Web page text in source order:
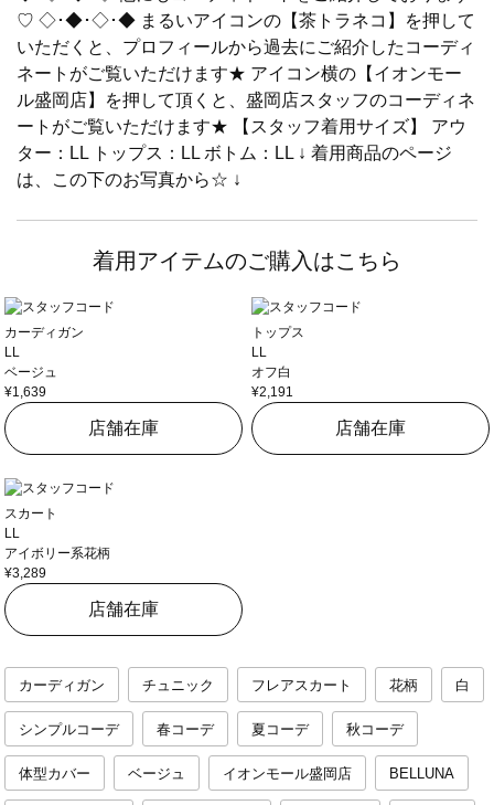
♡ ◇･◆･◇･◆ まるいアイコンの【茶トラネコ】を押して
いただくと、プロフィールから過去にご紹介したコーディ
ネートがご覧いただけます★ アイコン横の【イオンモー
ル盛岡店】を押して頂くと、盛岡店スタッフのコーディネ
ートがご覧いただけます★ 【スタッフ着用サイズ】 アウ
ター：LL トップス：LL ボトム：LL ↓ 着用商品のページ
は、この下のお写真から☆ ↓
着用アイテムのご購入はこちら
カーディガン
LL
ベージュ
¥1,639
店舗在庫
トップス
LL
オフ白
¥2,191
店舗在庫
スカート
LL
アイボリー系花柄
¥3,289
店舗在庫
カーディガン チュニック フレアスカート 花柄 白
シンプルコーデ 春コーデ 夏コーデ 秋コーデ
体型カバー ベージュ イオンモール盛岡店 BELLUNA